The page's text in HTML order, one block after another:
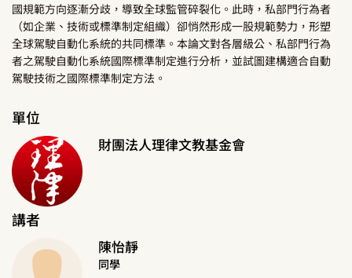
國規範方向逐漸分歧，導致全球監管碎裂化。此時，私部門行為者
（如企業、技術或標準制定組織）卻悄然形成一股規範勢力，形塑
全球駕駛自動化系統的共同標準。本論文對各層級公、私部門行為
者之駕駛自動化系統國際標準制定進行分析，並試圖建構適合自動
駕駛技術之國際標準制定方法。
單位
財團法人理律文教基金會
講者
陳怡靜
同學